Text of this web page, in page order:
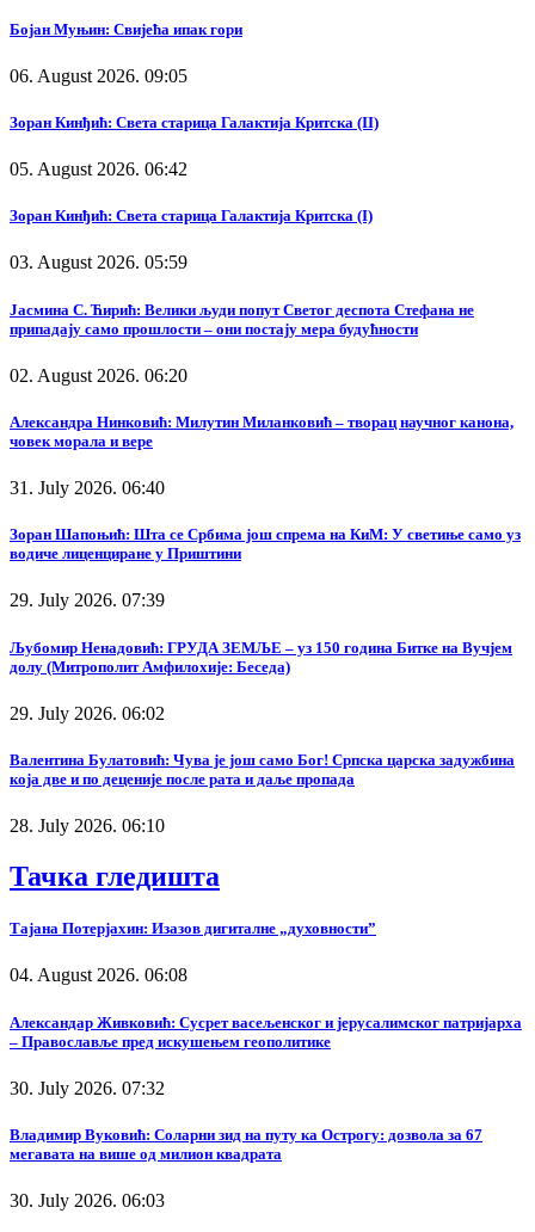
Бојан Муњин: Свијећа ипак гори
06. August 2026. 09:05
Зоран Кинђић: Света старица Галактија Критска (II)
05. August 2026. 06:42
Зоран Кинђић: Света старица Галактија Критска (I)
03. August 2026. 05:59
Јасмина С. Ћирић: Велики људи попут Светог деспота Стефана не
припадају само прошлости – они постају мера будућности
02. August 2026. 06:20
Александра Нинковић: Милутин Миланковић – творац научног канона,
човек морала и вере
31. July 2026. 06:40
Зоран Шапоњић: Шта се Србима још спрема на КиМ: У светиње само уз
водиче лиценциране у Приштини
29. July 2026. 07:39
Љубомир Ненадовић: ГРУДА ЗЕМЉЕ – уз 150 година Битке на Вучјем
долу (Митрополит Амфилохије: Беседа)
29. July 2026. 06:02
Валентина Булатовић: Чува је још само Бог! Српска царска задужбина
која две и по деценије после рата и даље пропада
28. July 2026. 06:10
Тачка гледишта
Тајана Потерјахин: Изазов дигиталне „духовности”
04. August 2026. 06:08
Александар Живковић: Сусрет васељенског и јерусалимског патријарха
– Православље пред искушењем геополитике
30. July 2026. 07:32
Владимир Вуковић: Соларни зид на путу ка Острогу: дозвола за 67
мегавата на више од милион квадрата
30. July 2026. 06:03